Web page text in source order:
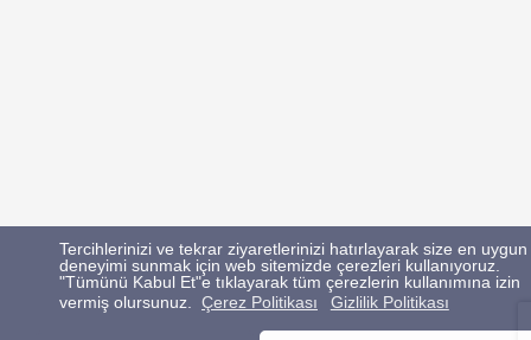
Tercihlerinizi ve tekrar ziyaretlerinizi hatırlayarak size en uygun
deneyimi sunmak için web sitemizde çerezleri kullanıyoruz.
"Tümünü Kabul Et"e tıklayarak tüm çerezlerin kullanımına izin
vermiş olursunuz.
Çerez Politikası Gizlilik Politikası